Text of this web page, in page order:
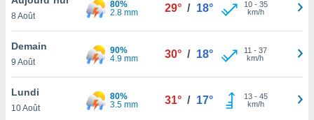
et
»,
au
vous
qu'ils
8 Août
80%
2.8 mm
29° / 18° 10- 35
km/h
Demain
9 Août
90%
4.9 mm
30° / 18° 11 - 37
km/h
Lundi
10 Août
80%
3.5 mm
31° / 17° 13- 45
km/h